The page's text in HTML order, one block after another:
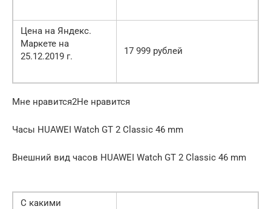
Цена на Яндекс.
Маркете на
25.12.2019 г.
17 999 рублей
Мне нравится2Не нравится
Часы HUAWEI Watch GT 2 Classic 46 mm
Внешний вид часов HUAWEI Watch GT 2 Classic 46 mm
С какими